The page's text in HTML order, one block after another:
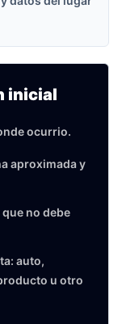
inicial
ocurrio.
aproximada y
no debe
auto,
u otro